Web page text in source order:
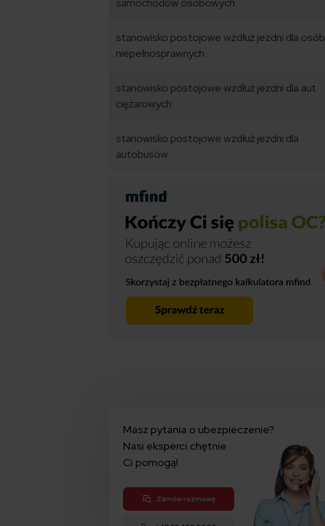
stanowisko postojowe wzdłuż jezdni dla osób
niepełnosprawnych
stanowisko postojowe wzdłuż jezdni dla aut
ciężarowych
stanowisko postojowe wzdłuż jezdni dla
autobusów
Masz pytania o ubezpieczenie?
Nasi eksperci chętnie
Ci pomogą!
Zamów rozmowę